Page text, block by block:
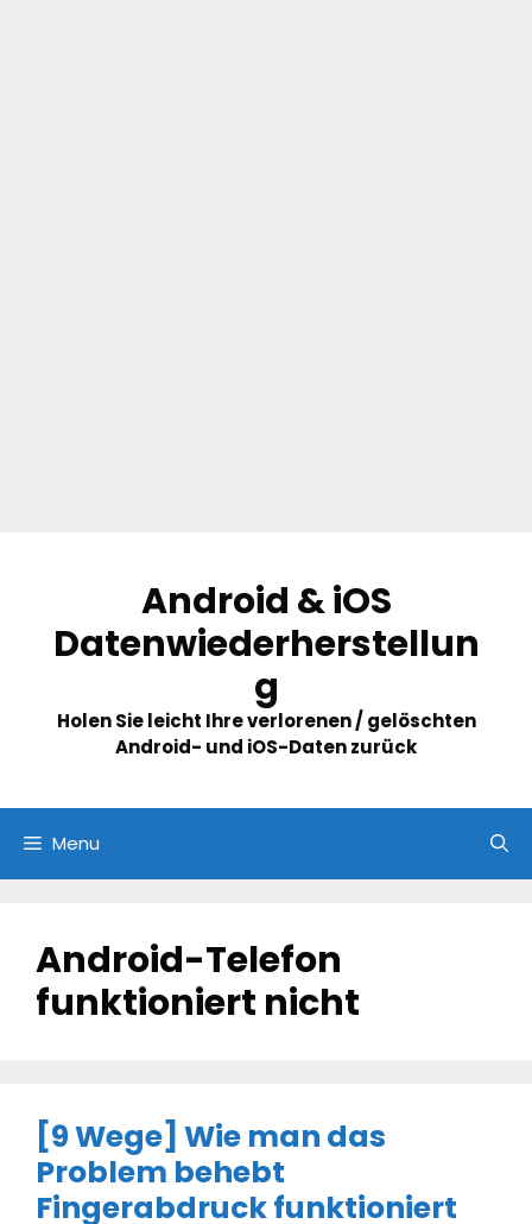
content
Android & iOS
Datenwiederherstellun
g
Holen Sie leicht Ihre verlorenen / gelöschten
Android- und iOS-Daten zurück
Menu
Android-Telefon
funktioniert nicht
[9 Wege] Wie man das
Problem behebt
Fingerabdruck funktioniert